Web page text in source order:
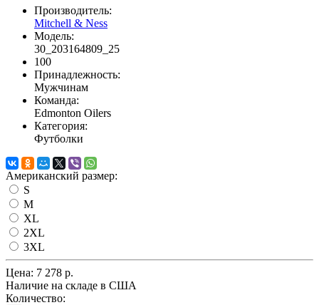
Производитель:
Mitchell & Ness
Модель:
30_203164809_25
100
Принадлежность:
Мужчинам
Команда:
Edmonton Oilers
Категория:
Футболки
Американский размер:
S
M
XL
2XL
3XL
Цена: 7 278 р.
Наличие на складе в США
Количество: